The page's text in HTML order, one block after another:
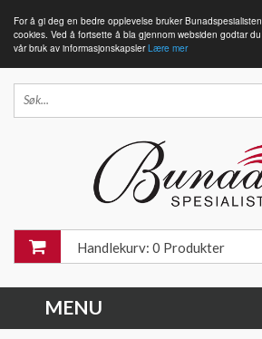
For å gi deg en bedre opplevelse bruker Bunadspesialisten
cookies. Ved å fortsette å bla gjennom websiden godtar du
vår bruk av informasjonskapslerLære mer
Handlekurv: 0 Produkter